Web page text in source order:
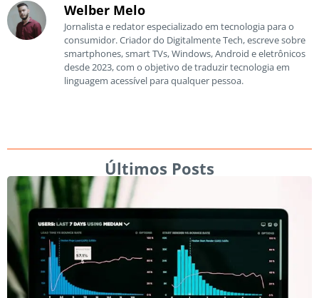
Welber Melo
Jornalista e redator especializado em tecnologia para o
consumidor. Criador do Digitalmente Tech, escreve sobre
smartphones, smart TVs, Windows, Android e eletrônicos
desde 2023, com o objetivo de traduzir tecnologia em
linguagem acessível para qualquer pessoa.
Últimos Posts